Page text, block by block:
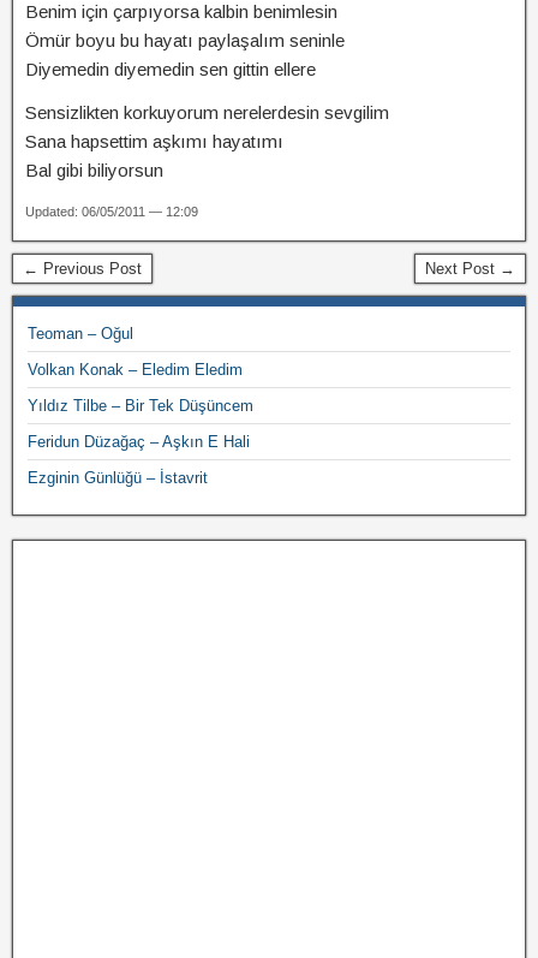
Benim için çarpıyorsa kalbin benimlesin
Ömür boyu bu hayatı paylaşalım seninle
Diyemedin diyemedin sen gittin ellere
Sensizlikten korkuyorum nerelerdesin sevgilim
Sana hapsettim aşkımı hayatımı
Bal gibi biliyorsun
Updated: 06/05/2011 — 12:09
← Previous Post Next Post →
Teoman – Oğul
Volkan Konak – Eledim Eledim
Yıldız Tilbe – Bir Tek Düşüncem
Feridun Düzağaç – Aşkın E Hali
Ezginin Günlüğü – İstavrit